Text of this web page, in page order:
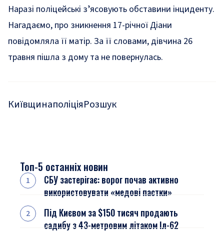
Наразі поліцейські зʼясовують обставини інциденту.
Нагадаємо, про зникнення 17-річної Діани
повідомляла її матір. За її словами, дівчина 26
травня пішла з дому та не повернулась.
КиївщинаполіціяРозшук
Топ-5 останніх новин
СБУ застерігає: ворог почав активно
використовувати «медові пастки»
Під Києвом за $150 тисяч продають
садибу з 43-метровим літаком Іл-62